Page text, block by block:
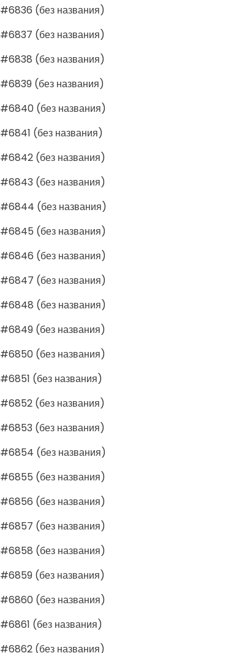
#6836 (без названия)
#6837 (без названия)
#6838 (без названия)
#6839 (без названия)
#6840 (без названия)
#6841 (без названия)
#6842 (без названия)
#6843 (без названия)
#6844 (без названия)
#6845 (без названия)
#6846 (без названия)
#6847 (без названия)
#6848 (без названия)
#6849 (без названия)
#6850 (без названия)
#6851 (без названия)
#6852 (без названия)
#6853 (без названия)
#6854 (без названия)
#6855 (без названия)
#6856 (без названия)
#6857 (без названия)
#6858 (без названия)
#6859 (без названия)
#6860 (без названия)
#6861 (без названия)
#6862 (без названия)